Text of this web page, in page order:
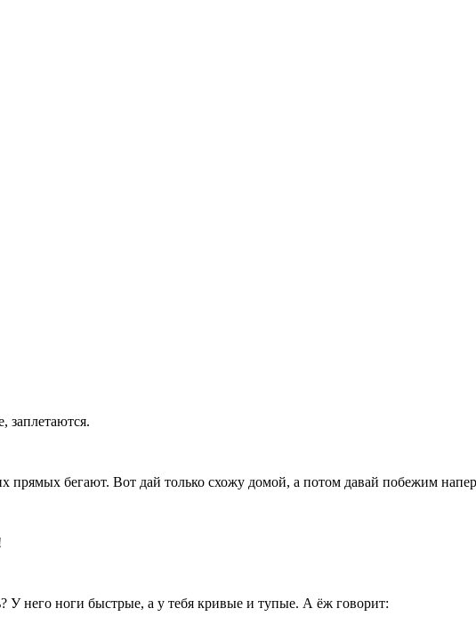
заплетаются.
бегают. Вот дай только схожу домой, а потом давай побежим
У него ноги быстрые, а у тебя кривые и тупые. А ёж говорит: